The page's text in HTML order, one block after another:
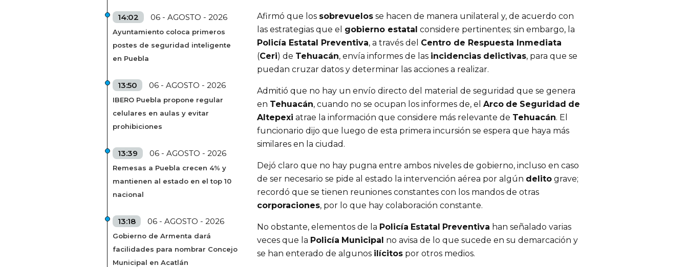
14:02 06 - AGOSTO - 2026
Ayuntamiento coloca primeros
postes de seguridad inteligente
en Puebla
13:50 06 - AGOSTO - 2026
IBERO Puebla propone regular
celulares en aulas y evitar
prohibiciones
13:39 06 - AGOSTO - 2026
Remesas a Puebla crecen 4% y
mantienen al estado en el top 10
nacional
13:18 06 - AGOSTO - 2026
Gobierno de Armenta dará
facilidades para nombrar Concejo
Municipal en Acatlán
Afirmó que los sobrevuelos se hacen de manera unilateral y, de acuerdo con
las estrategias que el gobierno estatal considere pertinentes; sin embargo, la
Policía Estatal Preventiva, a través del Centro de Respuesta Inmediata
(Ceri) de Tehuacán, envía informes de las incidencias delictivas, para que se
puedan cruzar datos y determinar las acciones a realizar.
Admitió que no hay un envío directo del material de seguridad que se genera
en Tehuacán, cuando no se ocupan los informes de, el Arco de Seguridad de
Altepexi atrae la información que considere más relevante de Tehuacán. El
funcionario dijo que luego de esta primera incursión se espera que haya más
similares en la ciudad.
Dejó claro que no hay pugna entre ambos niveles de gobierno, incluso en caso
de ser necesario se pide al estado la intervención aérea por algún delito grave;
recordó que se tienen reuniones constantes con los mandos de otras
corporaciones, por lo que hay colaboración constante.
No obstante, elementos de la Policía Estatal Preventiva han señalado varias
veces que la Policía Municipal no avisa de lo que sucede en su demarcación y
se han enterado de algunos ilícitos por otros medios.